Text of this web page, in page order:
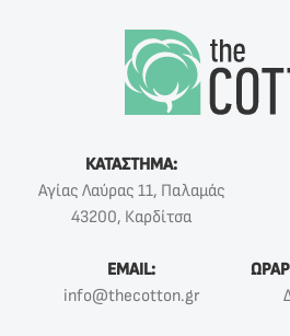
ΚΑΤΑΣΤΗΜΑ:
Αγίας Λαύρας 11, Παλαμάς
43200, Καρδίτσα
EMAIL:
info@thecotton.gr